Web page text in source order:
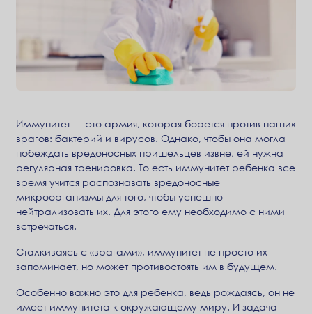
Иммунитет — это армия, которая борется против наших
врагов: бактерий и вирусов. Однако, чтобы она могла
побеждать вредоносных пришельцев извне, ей нужна
регулярная тренировка. То есть иммунитет ребенка все
время учится распознавать вредоносные
микроорганизмы для того, чтобы успешно
нейтрализовать их. Для этого ему необходимо с ними
встречаться.
Сталкиваясь с «врагами», иммунитет не просто их
запоминает, но может противостоять им в будущем.
Особенно важно это для ребенка, ведь рождаясь, он не
имеет иммунитета к окружающему миру. И задача